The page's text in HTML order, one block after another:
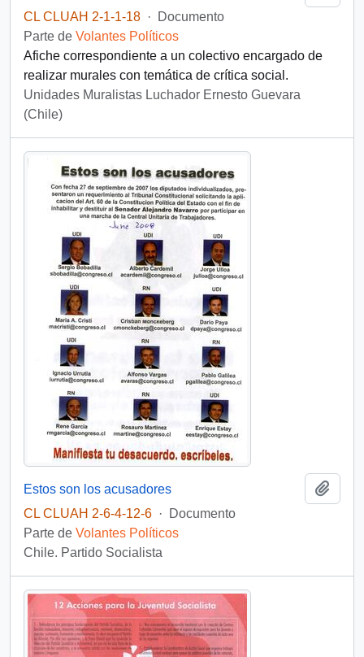
CL CLUAH 2-1-1-18 ·
Documento
Parte de Volantes Políticos
Afiche correspondiente a un colectivo encargado de
realizar murales con temática de crítica social.
Unidades Muralistas Luchador Ernesto Guevara
(Chile)
Estos son los acusadores
CL CLUAH 2-6-4-12-6 ·
Documento
Parte de Volantes Políticos
Chile. Partido Socialista